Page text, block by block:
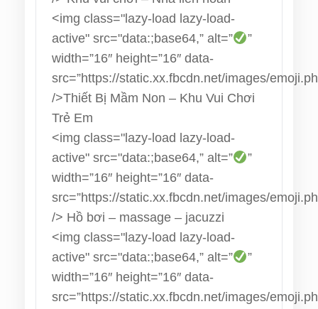
<img class="lazy-load lazy-load-
active" src="data:;base64,” alt=”
”
width=”16″ height=”16″ data-
src=”https://static.xx.fbcdn.net/images/
/>Thiết Bị Mầm Non – Khu Vui Chơi
Trẻ Em
<img class="lazy-load lazy-load-
active" src="data:;base64,” alt=”
”
width=”16″ height=”16″ data-
src=”https://static.xx.fbcdn.net/images/
/> Hồ bơi – massage – jacuzzi
<img class="lazy-load lazy-load-
active" src="data:;base64,” alt=”
”
width=”16″ height=”16″ data-
src=”https://static.xx.fbcdn.net/images/